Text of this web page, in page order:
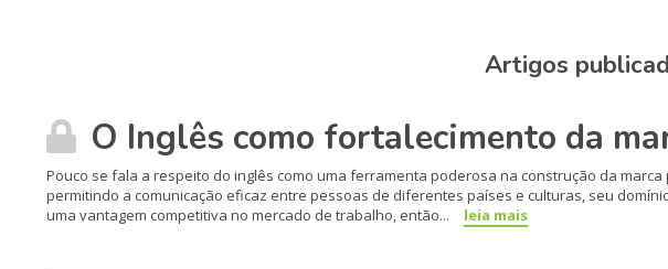
Artigos
O Inglês como fortalecimento da
Pouco se fala a respeito do inglês como uma ferramenta poderosa na construção da
permitindo a comunicação eficaz entre pessoas de diferentes países e culturas, seu
uma vantagem competitiva no mercado de trabalho, então...
leia mais